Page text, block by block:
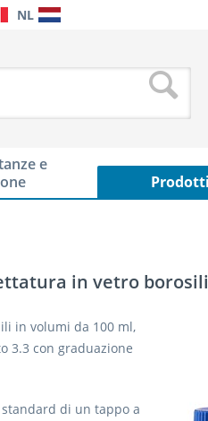
NL
e
in vetro
in volumi da 100 ml,
3.3 con graduazione
di un tappo a